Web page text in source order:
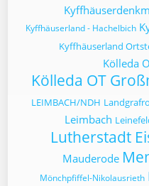
Kyffhäuserland - Hachelbich
Kyffhäuserland
Kölleda
Kölleda OT
LEIMBACH/NDH
Leimbach
Lutherstadt
Mauderode
Mönchpfiffel-Nikolausrieth